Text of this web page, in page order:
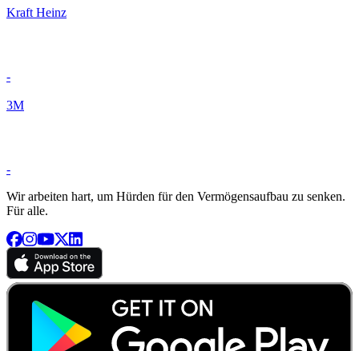
Kraft Heinz
-
3M
-
Wir arbeiten hart, um Hürden für den Vermögensaufbau zu senken.
Für alle.